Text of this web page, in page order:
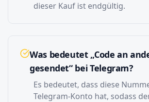
dieser Kauf ist endgültig.
Was bedeutet „Code an
gesendet“ bei Telegram?
Es bedeutet, dass diese
Telegram-Konto hat, sodass